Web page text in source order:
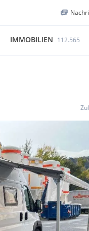
IMMOBILIEN 112.565